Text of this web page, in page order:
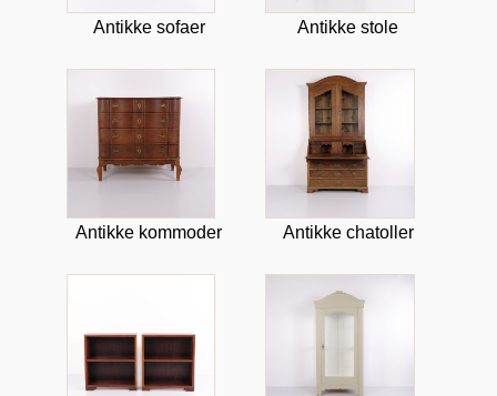
Antikke sofaer Antikke stole
Antikke kommoder Antikke chatoller